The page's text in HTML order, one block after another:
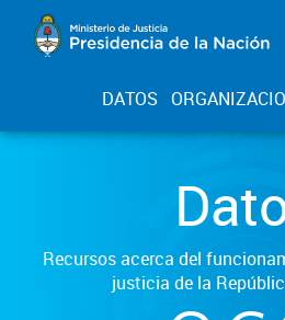
DATOS
Recursos acerca del
justicia de la